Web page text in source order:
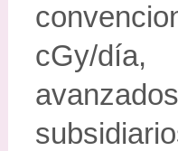
cGy/